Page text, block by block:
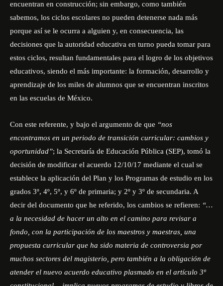
encuentran en construcción; sin embargo, como también
sabemos, los ciclos escolares no pueden detenerse nada más
porque así se le ocurra a alguien y, en consecuencia, las
decisiones que la autoridad educativa en turno pueda tomar para
estos ciclos, resultan fundamentales para el logro de los objetivos
educativos, siendo el más importante: la formación, desarrollo y
aprendizaje de los miles de alumnos que se encuentran inscritos
en las escuelas de México.
Con este referente, y bajo el argumento de que “nos
encontramos en un periodo de transición curricular: cambios y
oportunidad”; la Secretaría de Educación Pública (SEP), tomó la
decisión de modificar el acuerdo 12/10/17 mediante el cual se
establece la aplicación del Plan y los Programas de estudio en los
grados 3º, 4º, 5º, y 6º de primaria; y 2º y 3º de secundaria. A
decir del documento que he referido, los cambios se refieren: “…
a la necesidad de hacer un alto en el camino para revisar a
fondo, con la participación de los maestros y maestras, una
propuesta curricular que ha sido materia de controversia por
muchos sectores del magisterio, pero también a la obligación de
atender el nuevo acuerdo educativo plasmado en el artículo 3º